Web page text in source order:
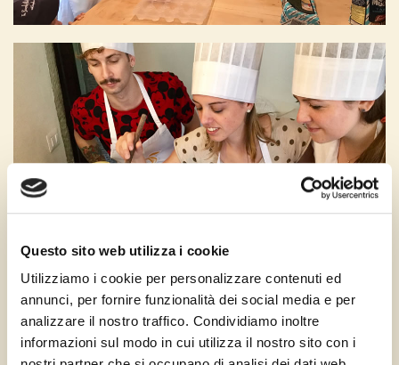
Questo sito web utilizza i cookie
Utilizziamo i cookie per personalizzare contenuti ed
annunci, per fornire funzionalità dei social media e per
analizzare il nostro traffico. Condividiamo inoltre
informazioni sul modo in cui utilizza il nostro sito con i